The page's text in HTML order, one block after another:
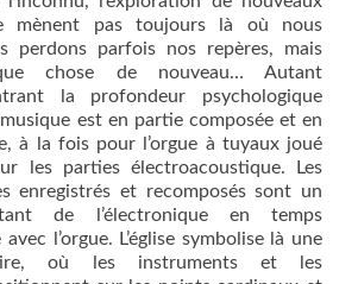
mènent pas toujours là où nous
perdons parfois nos repères, mais
chose de nouveau… Autant
la profondeur psychologique
est en partie composée et en
à la fois pour l’orgue à tuyaux joué
les parties électroacoustique. Les
enregistrés et recomposés sont un
de l’électronique en temps
l’orgue. L’église symbolise là une
où les instruments et les